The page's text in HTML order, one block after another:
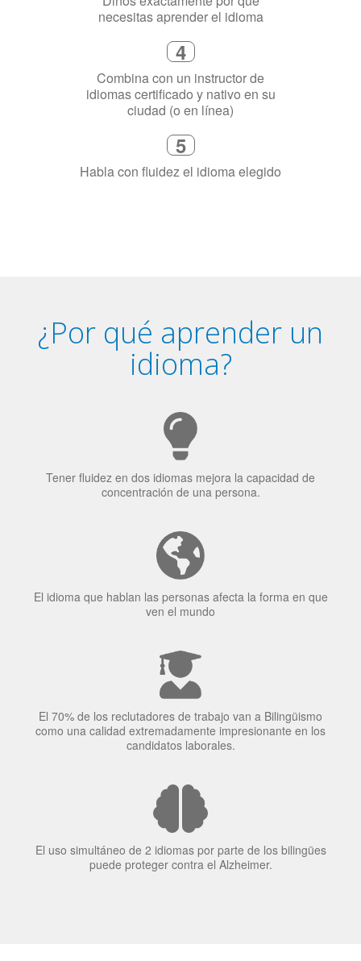
Combina con un instructor de
idiomas certificado y nativo en su
ciudad (o en línea)
Habla con fluidez el idioma elegido
¿Por qué aprender un
idioma?
Tener fluidez en dos idiomas mejora la capacidad de
concentración de una persona.
El idioma que hablan las personas afecta la forma en que
ven el mundo
El 70% de los reclutadores de trabajo van a Bilingüismo
como una calidad extremadamente impresionante en los
candidatos laborales.
El uso simultáneo de 2 idiomas por parte de los bilingües
puede proteger contra el Alzheimer.